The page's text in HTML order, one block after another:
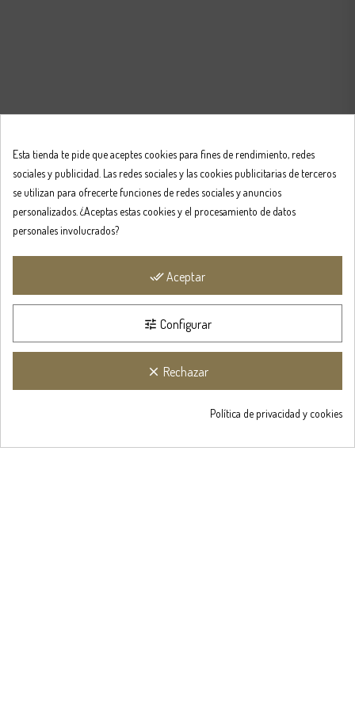
Obtén un 5%
de
Esta tienda te pide que aceptes cookies para fines de rendimiento, redes
sociales y publicidad. Las redes sociales y las cookies publicitarias de terceros
se utilizan para ofrecerte funciones de redes sociales y anuncios
personalizados. ¿Aceptas estas cookies y el procesamiento de datos
personales involucrados?
done_allAceptar
tune Configurar
clear Rechazar
Política de privacidad y cookies